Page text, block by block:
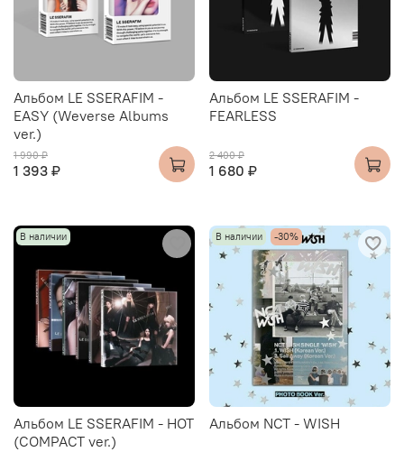
Альбом LE SSERAFIM -
EASY (Weverse Albums
ver.)
1 990 ₽
1 393 ₽
Альбом LE SSERAFIM -
FEARLESS
2 400 ₽
1 680 ₽
В наличии
Альбом LE SSERAFIM - HOT
(COMPACT ver.)
В наличии -30%
Альбом NCT - WISH